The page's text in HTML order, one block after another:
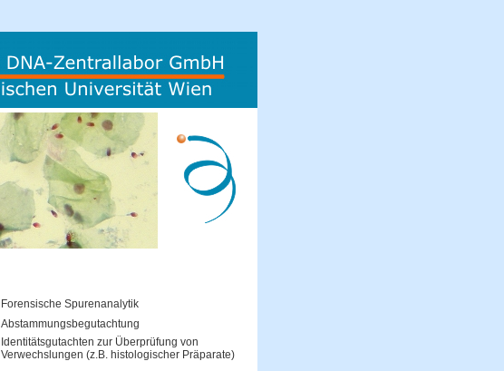
Forensische Spurenanalytik
Abstammungsbegutachtung
Identitätsgutachten zur Überprüfung von
Verwechslungen (z.B. histologischer Präparate)